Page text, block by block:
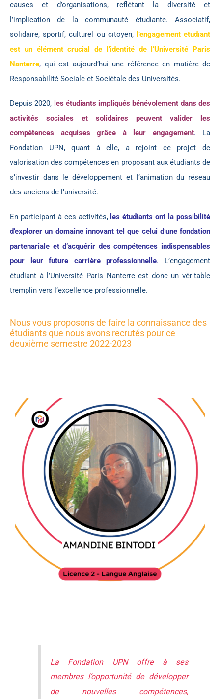
causes et d’organisations, reflétant la diversité et
l’implication de la communauté étudiante. Associatif,
solidaire, sportif, culturel ou citoyen,l’engagement étudiant
est un élément crucial de l’identité de l’Université Paris
Nanterre, qui est aujourd’hui une référence en matière de
Responsabilité Sociale et Sociétale des Universités.
Depuis 2020, les étudiants impliqués bénévolement dans des
activités sociales et solidaires peuvent valider les
compétences acquises grâce à leur engagement.
La
Fondation UPN, quant à elle, a rejoint ce projet de
valorisation des compétences en proposant aux étudiants de
s’investir dans le développement et l’animation du réseau
des anciens de l’université.
En participant à ces activités, les étudiants ont la possibilité
d’explorer un domaine innovant tel que celui d’une fondation
partenariale et d’acquérir des compétences indispensables
pour leur future carrière professionnelle.
L’engagement
étudiant à l’Université Paris Nanterre est donc un véritable
tremplin vers l’excellence professionnelle.
Nous vous proposons de faire la connaissance des
étudiants que nous avons recrutés pour ce
deuxième semestre 2022-2023
La Fondation UPN offre à ses
membres l’opportunité de développer
de nouvelles compétences,